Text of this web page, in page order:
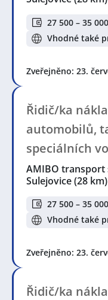
27 500 – 35
Vhodné také
Zveřejněno: 23.
Řidič/ka
automobilů,
speciálních
AMIBO transport
Sulejovice(28 km)
27 500 – 35
Vhodné také
Zveřejněno: 23.
Řidič/ka